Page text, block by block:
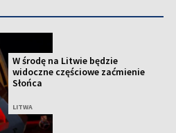
W środę na Litwie będzie
widoczne częściowe zaćmienie
Słońca
LITWA